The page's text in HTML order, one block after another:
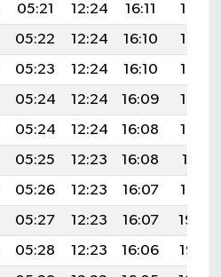
05:21 12:24 16:11
19:18
05:22 12:24 16:10
19:16
05:23 12:24 16:10
19:15
05:24 12:24 16:09
19:14
05:24 12:24 16:08
19:13
05:25 12:23 16:08
19:11
05:26 12:23 16:07
19:10
05:27 12:23 16:07
19:09
05:28 12:23 16:06
19:07